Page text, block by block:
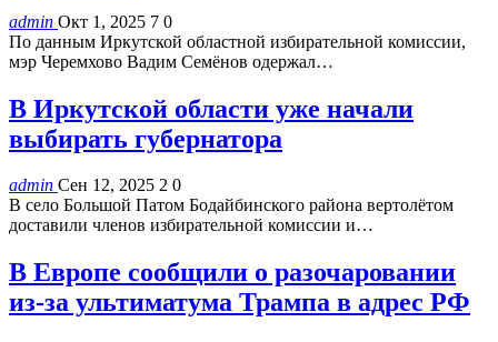
admin Окт 1, 2025 7 0
По данным Иркутской областной избирательной комиссии,
мэр Черемхово Вадим Семёнов одержал…
В Иркутской области уже начали
выбирать губернатора
admin Сен 12, 2025 2 0
В село Большой Патом Бодайбинского района вертолётом
доставили членов избирательной комиссии и…
В Европе сообщили о разочаровании
из-за ультиматума Трампа в адрес РФ